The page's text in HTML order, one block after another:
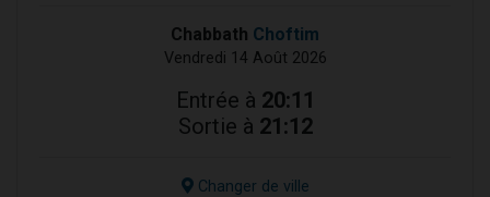
Chabbath Choftim
Vendredi 14 Août 2026
Entrée à 20:11
Sortie à 21:12
Changer de ville